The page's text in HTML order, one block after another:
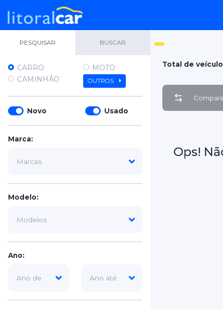
PESQUISAR BUSCAR
CARRO
MOTO
CAMINHÃO
OUTROS
Novo Usado
Marca:
Modelo:
Ano:
Total de
Ops!